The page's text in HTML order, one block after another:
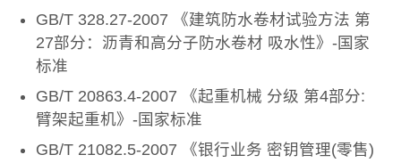
GB/T 328.27-2007 《建筑防水卷材试验方法 第
27部分：沥青和高分子防水卷材 吸水性》-国家
标准
GB/T 20863.4-2007 《起重机械 分级 第4部分:
臂架起重机》-国家标准
GB/T 21082.5-2007 《银行业务 密钥管理(零售)